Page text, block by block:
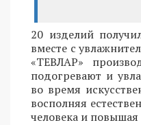
20 изделий
вместе с
«ТЕВЛАР»
подогревают и
во время
восполняя
человека и